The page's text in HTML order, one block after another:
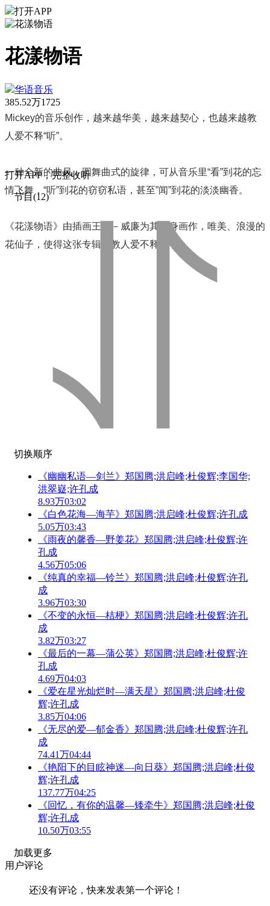
打开APP
花漾物语
华语音乐
385.52万1725
Mickey的音乐创作，越来越华美，越来越契心，也越来越教
人爱不释“听”。
一种全新的曲风，圆舞曲式的旋律，可从音乐里“看”到花的忘
情飞舞，“听”到花的窃窃私语，甚至”闻”到花的淡淡幽香。
《花漾物语》由插画王子－威廉为其量身画作，唯美、浪漫的
花仙子，使得这张专辑更教人爱不释手了。
打开APP，完整收听
节目(12)
切换顺序
《幽幽私语—剑兰》郑国腾;洪启峰;杜俊辉;李国华;
洪翠嶷;许孔成
8.93万03:02
《白色花海—海芋》郑国腾;洪启峰;杜俊辉;许孔成
5.05万03:43
《雨夜的馨香—野姜花》郑国腾;洪启峰;杜俊辉;许
孔成
4.56万05:06
《纯真的幸福—铃兰》郑国腾;洪启峰;杜俊辉;许孔
成
3.96万03:30
《不变的永恒—桔梗》郑国腾;洪启峰;杜俊辉;许孔
成
3.82万03:27
《最后的一幕—蒲公英》郑国腾;洪启峰;杜俊辉;许
孔成
4.69万04:03
《爱在星光灿烂时—满天星》郑国腾;洪启峰;杜俊
辉;许孔成
3.85万04:06
《无尽的爱—郁金香》郑国腾;洪启峰;杜俊辉;许孔
成
74.41万04:44
《艳阳下的目眩神迷—向日葵》郑国腾;洪启峰;杜俊
辉;许孔成
137.77万04:25
《回忆，有你的温馨—矮牵牛》郑国腾;洪启峰;杜俊
辉;许孔成
10.50万03:55
加载更多
用户评论
还没有评论，快来发表第一个评论！